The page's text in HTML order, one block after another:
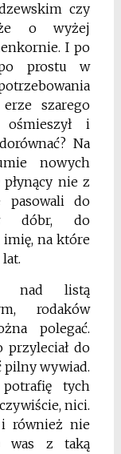
czy
o wyżej
I po
prostu w
szarego
ośmieszył i
Na
nowych
nie z
pasowali do
dóbr, do
imię, na które
nad listą
rodaków
polegać.
przyleciał do
pilny wywiad.
tych
nici.
również nie
was z taką